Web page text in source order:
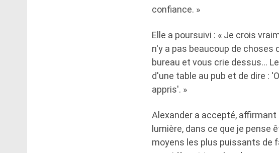
confiance. »
Elle a poursuivi : « Je crois
n'y a pas beaucoup de choses
bureau et vous crie dessus…
d'une table au pub et de dire :
appris'. »
Alexander a accepté,
lumière, dans ce que je pense
moyens les plus puissants de